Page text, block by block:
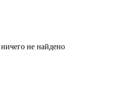
не найдено